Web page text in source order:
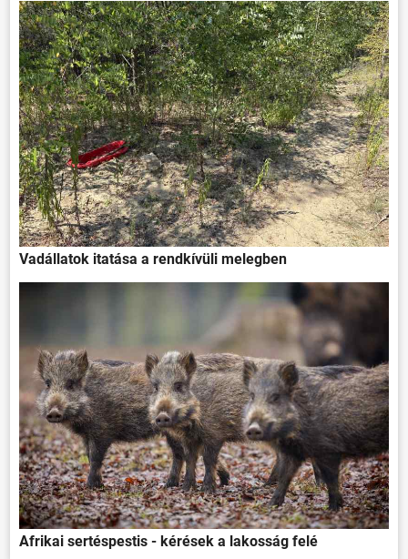
Vadállatok itatása a rendkívüli melegben
Afrikai sertéspestis - kérések a lakosság felé